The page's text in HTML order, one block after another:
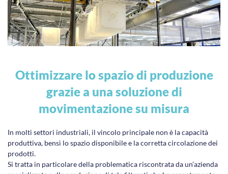
Ottimizzare lo spazio di produzione
grazie a una soluzione di
movimentazione su misura
In molti settori industriali, il vincolo principale non è la capacità
produttiva, bensì lo spazio disponibile e la corretta circolazione dei
prodotti.
Si tratta in particolare della problematica riscontrata da un’azienda